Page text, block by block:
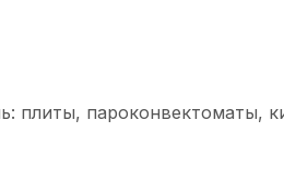
плиты, пароконвектоматы,